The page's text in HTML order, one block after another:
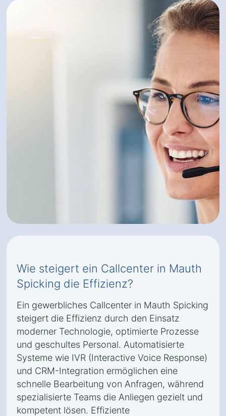
Wie steigert ein Callcenter in Mauth
Spicking die Effizienz?
Ein gewerbliches Callcenter in Mauth Spicking
steigert die Effizienz durch den Einsatz
moderner Technologie, optimierte Prozesse
und geschultes Personal. Automatisierte
Systeme wie IVR (Interactive Voice Response)
und CRM-Integration ermöglichen eine
schnelle Bearbeitung von Anfragen, während
spezialisierte Teams die Anliegen gezielt und
kompetent lösen. Effiziente